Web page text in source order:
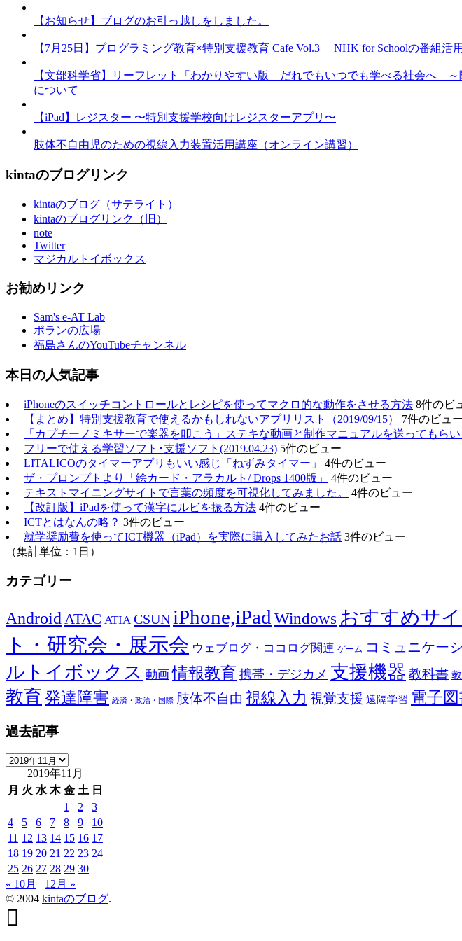
【お知らせ】ブログのお引っ越しをしました。
【7月25日】プログラミング教育×特別支援教育 Cafe Vol.3 NHK for Schoolの番組活用
【文部科学省】リーフレット「わかりやすい版 だれでもいつでも学べる社会へ
について
【iPad】レジスター 〜特別支援学校向けレジスターアプリ〜
肢体不自由児のための視線入力装置活用講座（オンライン講習）
kintaのブログリンク
kintaのブログ（サテライト）
kintaのブログリンク（旧）
note
Twitter
マジカルトイボックス
お勧めリンク
Sam's e-AT Lab
ポランの広場
福島さんのYouTubeチャンネル
本日の人気記事
iPhoneのスイッチコントロールとレシピを使ってマクロ的な動作をさせる方法 8件のビ
【まとめ】特別支援教育で使えるかもしれないアプリリスト（2019/09/15）
7件のビュー
「カプチーノミキサーで楽器を叩こう」ステキな動画と制作マニュアルを送ってもら
フリーで使える学習ソフト･支援ソフト(2019.04.23) 5件のビュー
LITALICOのタイマーアプリもいい感じ「ねずみタイマー」
4件のビュー
ザ・プロンプトより「絵カード・アラカルト/ Drops 1400版」
4件のビュー
テキストマイニングサイトで言葉の頻度を可視化してみました。
4件のビュー
【改訂版】iPadを使って漢字にルビを振る方法 4件のビュー
ICTとはなんの略？ 3件のビュー
就学奨励費を使ってICT機器（iPad）を実際に購入してみたお話 3件のビュー
（集計単位：1日）
カテゴリー
Android ATAC ATIA CSUN iPhone,iPad Windows おすすめサイ
ト・研究会・展示会 ウェブログ・ココログ関連 ゲーム コミュニケー
ルトイボックス 動画 情報教育 携帯・デジカメ 支援機器 教科書
教育発達障害 経済・政治・国際 肢体不自由 視線入力 視覚支援 遠隔学習 電子
過去記事
過
記
2019年11月
月 火 水 木 金 土 日
1
2
3
4
5 6 7 8 9
10
11 12 13 14 15 16 17
18 19 20 21 22 23 24
25 26 27 28 29 30
« 10月
12月 »
© 2004 kintaのブログ.